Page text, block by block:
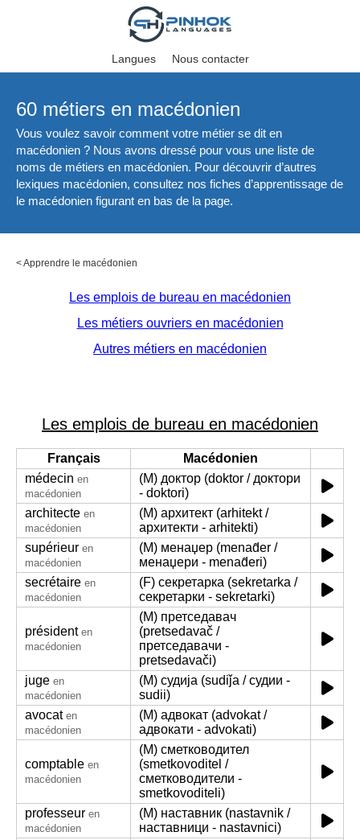
Langues Nous contacter
60 métiers en macédonien
Vous voulez savoir comment votre métier se dit en
macédonien ? Nous avons dressé pour vous une liste de
noms de métiers en macédonien. Pour découvrir d’autres
lexiques macédonien, consultez nos fiches d’apprentissage de
le macédonien figurant en bas de la page.
<Apprendre le macédonien
Les emplois de bureau en macédonien
Les métiers ouvriers en macédonien
Autres métiers en macédonien
Les emplois de bureau en macédonien
Français
Macédonien
médecin en
macédonien
(M) доктор (doktor / доктори
- doktori)
architecte en
macédonien
(M) архитект (arhitekt /
архитекти - arhitekti)
supérieur en
macédonien
(M) менаџер (menad̂er /
менаџери - menad̂eri)
secrétaire en
macédonien
(F) секретарка (sekretarka /
секретарки - sekretarki)
président en
macédonien
(M) претседавач
(pretsedavač /
претседавачи -
pretsedavači)
juge en
macédonien
(M) судија (sudiǰa / судии -
sudii)
avocat en
macédonien
(M) адвокат (advokat /
адвокати - advokati)
comptable en
macédonien
(M) сметководител
(smetkovoditel /
сметководители -
smetkovoditeli)
professeur en
macédonien
(M) наставник (nastavnik /
наставници - nastavnici)